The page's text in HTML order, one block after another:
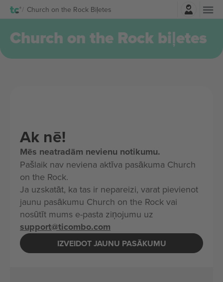
Church on the Rock Biļetes
Church on the Rock biļetes
Ak nē!
Mēs neatradām nevienu notikumu.
Pašlaik nav neviena aktīva pasākuma Church
on the Rock.
Ja uzskatāt, ka tas ir nepareizi, varat pievienot
jaunu pasākumu Church on the Rock vai
nosūtīt mums e-pasta ziņojumu uz
support@ticombo.com
IZVEIDOT JAUNU PASĀKUMU